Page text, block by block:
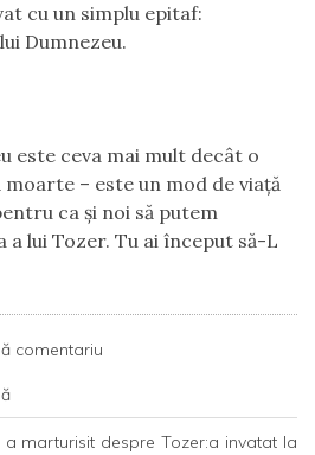
cu un simplu epitaf:
Dumnezeu.
este ceva mai mult decât o
– este un mod de viaţă
ca şi noi să putem
a lui Tozer. Tu ai început să-L
comentariu
a marturisit despre Tozer:a invatat la